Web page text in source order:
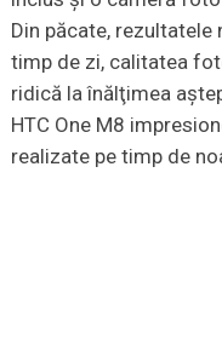
Din păcate,
timp de zi, calitatea
ridică la înălţimea
HTC One M8
realizate pe timp de